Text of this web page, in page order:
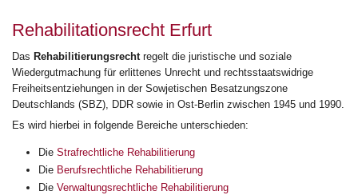
Rehabilitationsrecht Erfurt
Das Rehabilitierungsrecht regelt die juristische und soziale
Wiedergutmachung für erlittenes Unrecht und rechtsstaatswidrige
Freiheitsentziehungen in der Sowjetischen Besatzungszone
Deutschlands (SBZ), DDR sowie in Ost-Berlin zwischen 1945 und 1990.
Es wird hierbei in folgende Bereiche unterschieden:
Die Strafrechtliche Rehabilitierung
Die Berufsrechtliche Rehabilitierung
Die Verwaltungsrechtliche Rehabilitierung